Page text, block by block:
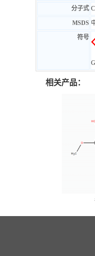
分子式 C
MSDS
符号
相关产品：